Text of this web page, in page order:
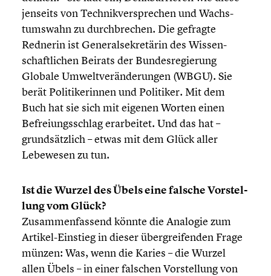
jenseits von Technik­ver­spre­chen und Wachs­
tums­wahn zu durch­bre­chen. Die gefragte
Rednerin ist General­se­kre­tä­rin des Wissen­
schaft­li­chen Beirats der Bundes­re­gie­rung
Globale Umwelt­ver­än­de­run­gen (WBGU). Sie
berät Politi­ke­rin­nen und Politiker. Mit dem
Buch hat sie sich mit eigenen Worten einen
Befrei­ungs­schlag erarbei­tet. Und das hat –
grund­sätz­lich – etwas mit dem Glück aller
Lebewesen zu tun.
Ist die Wurzel des Übels eine falsche Vorstel­
lung vom Glück?
Zusam­men­fas­send könnte die Analogie zum
Artikel-Einstieg in dieser übergrei­fen­den Frage
münzen: Was, wenn die Karies – die Wurzel
allen Übels – in einer falschen Vorstel­lung von